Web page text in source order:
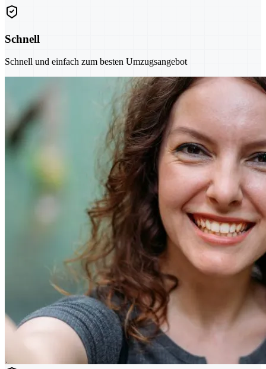
Schnell
Schnell und einfach zum besten Umzugsangebot